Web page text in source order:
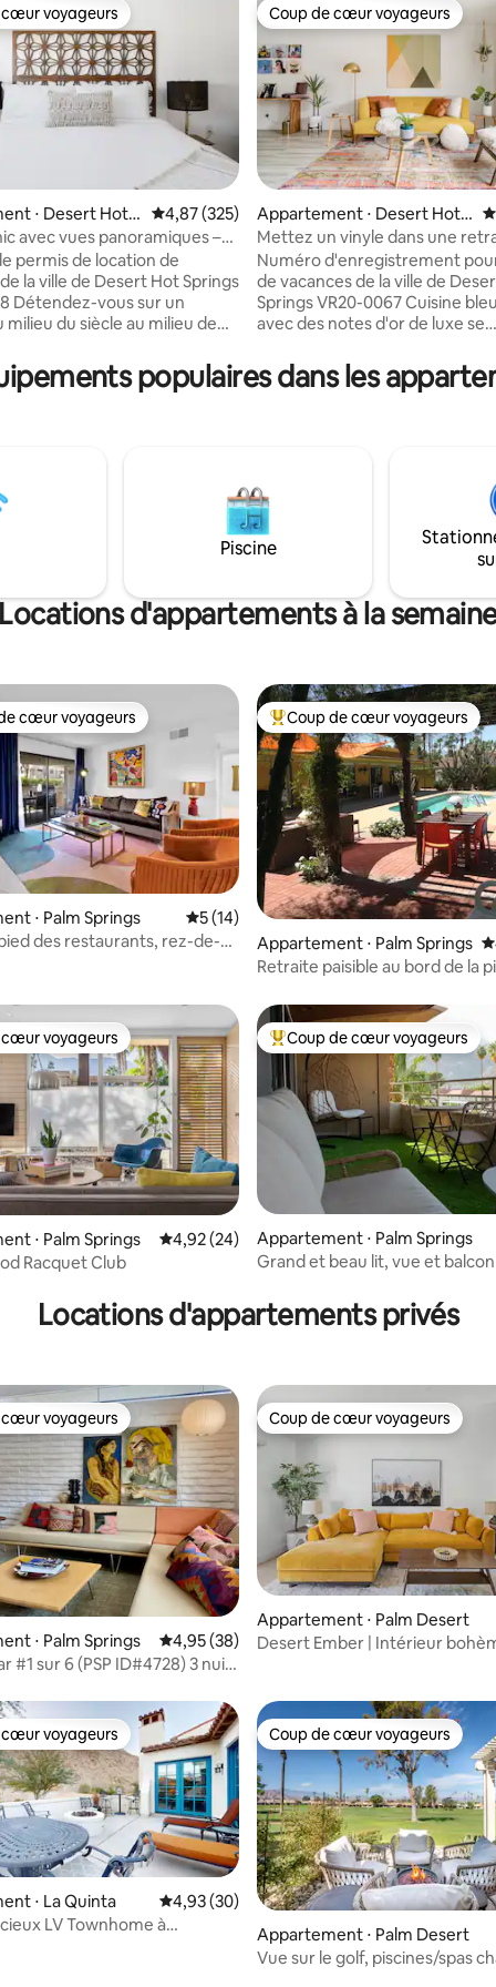
base de 158 commentaires : 4,94 sur 5
cœur voyageurs
voyageurs
⋅ Desert Hot S Évaluation moyenne sur la base de 325
4,87 (325)
avec vues panoramiques –
permis de location de
la ville de Desert Hot Springs
milieu du siècle au milieu de
de violon en pot et d'une
du soleil grâce à des
forte demande, nous
jusqu'à 3 personnes
Nous disposons
mais pour plus de
et de la literie
Coup de cœur voyageurs
Coup de cœur voyageurs
Appartement ⋅ Desert Hot S
prings
Mettez un vinyle dans une
luxuriante avec deux chambres
Numéro d'enregistrement
de vacances de la ville de
Springs VR20-0067 Cuisine bleu sarcelle
avec des notes d'or de luxe se
intérieurs blancs élégants et
vert citron vert rétro. Enceinte
pour 4 personnes Mais en
forte demande les week-ends
festival, nous autorisons jusqu'à
enregistrés. Nous vous
apporter des couvertures et un
pneumatique pour les grands
populaires dans les
Piscine
Locations d'appartements à la
sur la base de 22 commentaires : 5 sur 5
cœur voyageurs les plus appréciés
cœur voyageurs
⋅ Palm Springs Évaluation moyenne sur la base de 14
5 (14)
des restaurants, rez-de-
Coups de cœur voyageurs les
Coup de cœur voyageurs
Appartement ⋅ Palm Springs
Retraite paisible au bord de la
sur la base de 40 commentaires : 5 sur 5
cœur voyageurs
voyageurs
⋅ Palm Springs Évaluation moyenne sur la base de 24
4,92 (24)
Racquet Club
Coups de cœur voyageurs les
Coup de cœur voyageurs
Appartement ⋅ Palm Springs
Grand et beau lit, vue et balcon
Locations d'appartements privés
sur la base de 18 commentaires : 5 sur 5
cœur voyageurs
voyageurs
⋅ Palm Springs Évaluation moyenne sur la base de 38
4,95 (38)
#1 sur 6 (PSP ID#4728) 3 nuits
Coup de cœur voyageurs
Coup de cœur voyageurs
Appartement ⋅ Palm Desert
Desert Ember | Intérieur
voyageurs
voyageurs
⋅ La Quinta Évaluation moyenne sur la base de 30
4,93 (30)
LV Townhome à
Coup de cœur voyageurs
Coup de cœur voyageurs
Appartement ⋅ Palm Desert
Vue sur le golf, piscines/spas